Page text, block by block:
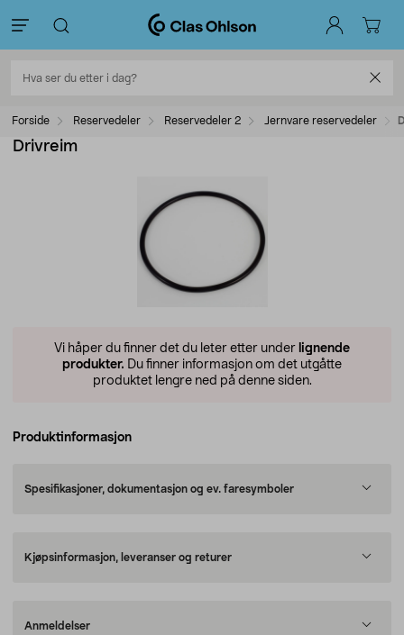
Forside Reservedeler Reservedeler 2 Jernvare reservedeler
Drivreim
Vi håper du finner det du leter etter under lignende
produkter. Du finner informasjon om det utgåtte
produktet lengre ned på denne siden.
Produktinformasjon
Spesifikasjoner, dokumentasjon og ev. faresymboler
Kjøpsinformasjon, leveranser og returer
Anmeldelser